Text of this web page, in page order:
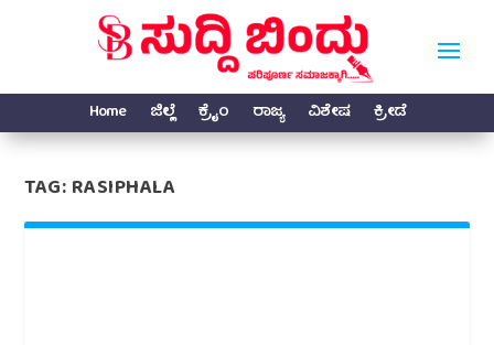
Home ಜಿಲ್ಲೆ ಕ್ರೈಂ ರಾಜ್ಯ ವಿಶೇಷ ಕ್ರೀಡೆ
TAG:RASIPHALA